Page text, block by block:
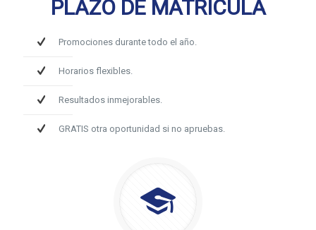
PLAZO DE MATRÍCULA
Promociones durante todo el año.
Horarios flexibles.
Resultados inmejorables.
GRATIS otra oportunidad si no apruebas.